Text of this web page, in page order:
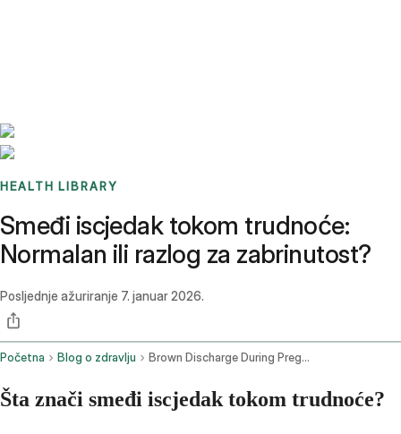
HEALTH LIBRARY
Smeđi iscjedak tokom trudnoće:
Normalan ili razlog za zabrinutost?
Posljednje ažuriranje 7. januar 2026.
Početna Blog o zdravlju Brown Discharge During Pregnancy
Šta znači smeđi iscjedak tokom trudnoće?